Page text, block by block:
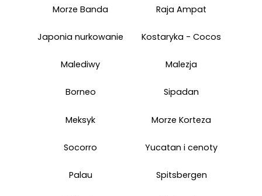
Morze Banda Raja Ampat
Japonia nurkowanie Kostaryka - Cocos
Malediwy Malezja
Borneo Sipadan
Meksyk Morze Korteza
Socorro Yucatan i cenoty
Palau Spitsbergen